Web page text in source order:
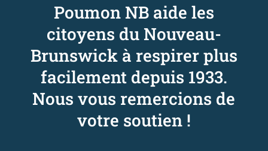
Poumon NB aide les
citoyens du Nouveau-
Brunswick à respirer plus
facilement depuis 1933.
Nous vous remercions de
votre soutien !